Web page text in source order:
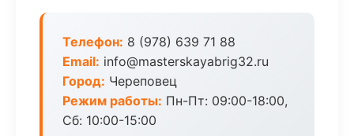
Телефон: 8 (978) 639 71 88
Email: info@masterskayabrig32.ru
Город: Череповец
Режим работы: Пн-Пт: 09:00-18:00,
Сб: 10:00-15:00